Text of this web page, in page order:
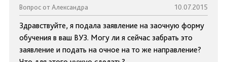
Вопрос от Александра 10.07.2015
Здравствуйте, я подала заявление на заочную форму
обучения в ваш ВУЗ. Могу ли я сейчас забрать это
заявление и подать на очное на то же направление?